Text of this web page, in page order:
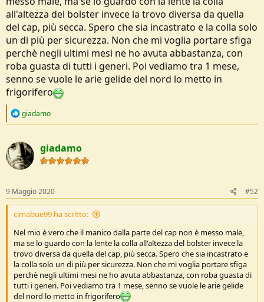
all'altezza del bolster invece la trovo diversa da quella
del cap, più secca. Spero che sia incastrato e la colla solo
un di più per sicurezza. Non che mi voglia portare sfiga
perchè negli ultimi mesi ne ho avuta abbastanza, con
roba guasta di tutti i generi. Poi vediamo tra 1 mese,
senno se vuole le arie gelide del nord lo metto in
frigorifero
R
c
t
i
o
s
:
giadamo
giadamo
9 Maggio 2020 #52
cimabue99 ha scritto:
Nel mio è vero che il manico dalla parte del cap non è messo male,
ma se lo guardo con la lente la colla all'altezza del bolster invece la
trovo diversa da quella del cap, più secca. Spero che sia incastrato e
la colla solo un di più per sicurezza. Non che mi voglia portare sfiga
perchè negli ultimi mesi ne ho avuta abbastanza, con roba guasta di
tutti i generi. Poi vediamo tra 1 mese, senno se vuole le arie gelide
del nord lo metto in frigorifero